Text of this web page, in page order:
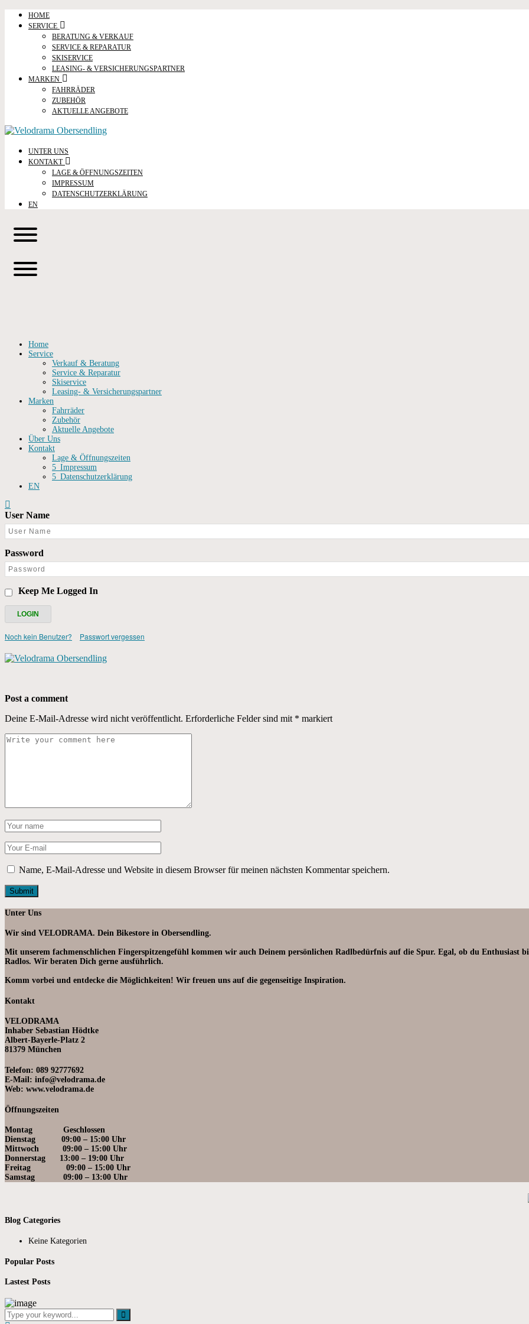
HOME
SERVICE
BERATUNG & VERKAUF
SERVICE & REPARATUR
SKISERVICE
LEASING- & VERSICHERUNGSPARTNER
MARKEN
FAHRRÄDER
ZUBEHÖR
AKTUELLE ANGEBOTE
UNTER UNS
KONTAKT
LAGE & ÖFFNUNGSZEITEN
IMPRESSUM
DATENSCHUTZERKLÄRUNG
EN
Home
Service
Verkauf & Beratung
Service & Reparatur
Skiservice
Leasing- & Versicherungspartner
Marken
Fahrräder
Zubehör
Aktuelle Angebote
Über Uns
Kontakt
Lage & Öffnungszeiten
5_Impressum
5_Datenschutzerklärung
EN
User Name
Password
Keep Me Logged In
Noch kein Benutzer? Passwort vergessen
Post a comment
Deine E-Mail-Adresse wird nicht veröffentlicht. Erforderliche Felder sind mit * markiert
Name, E-Mail-Adresse und Website in diesem Browser für meinen nächsten Kommentar speichern.
Unter Uns
Wir sind VELODRAMA. Dein Bikestore in Obersendling.
Mit unserem fachmenschlichen Fingerspitzengefühl kommen wir auch Deinem persönlichen Radlbedürfnis auf die Spur. Egal, ob du Enthusiast
Radlos. Wir beraten Dich gerne ausführlich.
Komm vorbei und entdecke die Möglichkeiten! Wir freuen uns auf die gegenseitige Inspiration.
Kontakt
VELODRAMA
Inhaber Sebastian Hödtke
Albert-Bayerle-Platz 2
81379 München
Telefon: 089 92777692
E-Mail: info@velodrama.de
Web: www.velodrama.de
Öffnungszeiten
Montag Geschlossen
Dienstag 09:00 – 15:00 Uhr
Mittwoch 09:00 – 15:00 Uhr
Donnerstag 13:00 – 19:00 Uhr
Freitag 09:00 – 15:00 Uhr
Samstag 09:00 – 13:00 Uhr
Blog Categories
Keine Kategorien
Popular Posts
Lastest Posts